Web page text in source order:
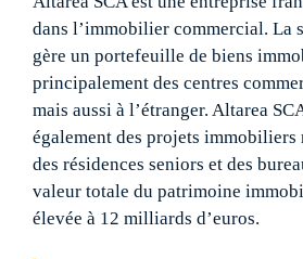
dans l’immobilier commercial. La
gère un portefeuille de biens
principalement des centres
mais aussi à l’étranger. Altarea
également des projets immobiliers
des résidences seniors et des
valeur totale du patrimoine
élevée à 12 milliards d’euros.